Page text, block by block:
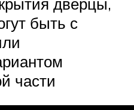
быть с
части